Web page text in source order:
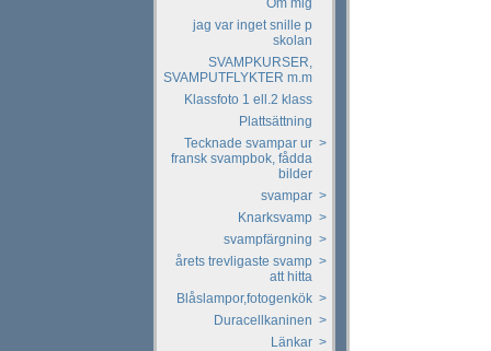
Om mig
jag var inget snille p
skolan
SVAMPKURSER,
SVAMPUTFLYKTER m.m
Klassfoto 1 ell.2 klass
Plattsättning
Tecknade svampar ur
fransk svampbok, fådda
bilder
>
svampar >
Knarksvamp >
svampfärgning >
årets trevligaste svamp
att hitta
>
Blåslampor,fotogenkök >
Duracellkaninen >
Länkar >